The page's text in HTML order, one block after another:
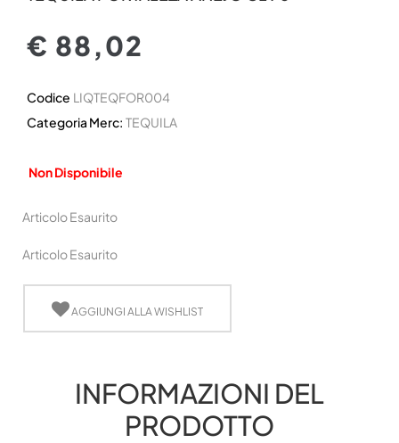
€ 88,02
Codice LIQTEQFOR004
Categoria Merc: TEQUILA
Non Disponibile
Articolo Esaurito
Articolo Esaurito
AGGIUNGI ALLA WISHLIST
INFORMAZIONI DEL
PRODOTTO